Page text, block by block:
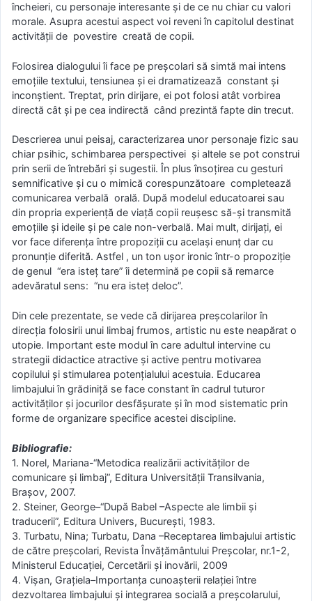
încheieri, cu personaje interesante şi de ce nu chiar cu valori
morale. Asupra acestui aspect voi reveni în capitolul destinat
activităţii de povestire creată de copii.
Folosirea dialogului îi face pe preşcolari să simtă mai intens
emoţiile textului, tensiunea şi ei dramatizează constant şi
inconştient. Treptat, prin dirijare, ei pot folosi atât vorbirea
directă cât şi pe cea indirectă când prezintă fapte din trecut.
Descrierea unui peisaj, caracterizarea unor personaje fizic sau
chiar psihic, schimbarea perspectivei şi altele se pot construi
prin serii de întrebări şi sugestii. În plus însoţirea cu gesturi
semnificative şi cu o mimică corespunzătoare completează
comunicarea verbală orală. După modelul educatoarei sau
din propria experienţă de viaţă copii reuşesc să-şi transmită
emoţiile şi ideile şi pe cale non-verbală. Mai mult, dirijaţi, ei
vor face diferenţa între propoziţii cu acelaşi enunţ dar cu
pronunţie diferită. Astfel , un ton uşor ironic într-o propoziţie
de genul “era isteţ tare” îi determină pe copii să remarce
adevăratul sens: “nu era isteţ deloc”.
Din cele prezentate, se vede că dirijarea preşcolarilor în
direcţia folosirii unui limbaj frumos, artistic nu este neapărat o
utopie. Important este modul în care adultul intervine cu
strategii didactice atractive şi active pentru motivarea
copilului şi stimularea potenţialului acestuia. Educarea
limbajului în grădiniţă se face constant în cadrul tuturor
activităţilor şi jocurilor desfăşurate şi în mod sistematic prin
forme de organizare specifice acestei discipline.
Bibliografie:
1. Norel, Mariana-“Metodica realizării activităţilor de
comunicare şi limbaj”, Editura Universităţii Transilvania,
Braşov, 2007.
2. Steiner, George–“După Babel –Aspecte ale limbii şi
traducerii”, Editura Univers, Bucureşti, 1983.
3. Turbatu, Nina; Turbatu, Dana –Receptarea limbajului artistic
de către preşcolari, Revista Învăţământului Preşcolar, nr.1-2,
Ministerul Educaţiei, Cercetării şi inovării, 2009
4. Vişan, Graţiela–Importanţa cunoaşterii relaţiei între
dezvoltarea limbajului şi integrarea socială a preşcolarului,